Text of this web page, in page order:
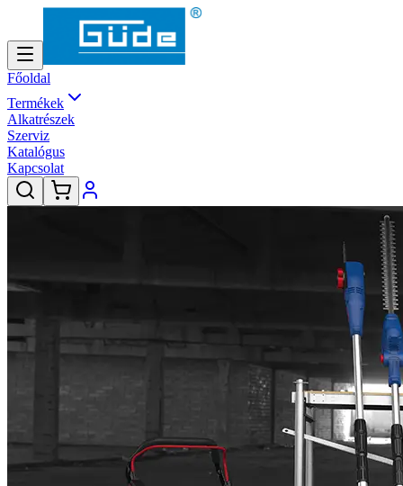
Főoldal
Termékek
Alkatrészek
Szerviz
Katalógus
Kapcsolat